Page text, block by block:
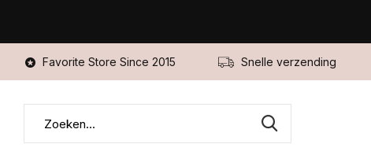
Favorite Store Since 2015 Snelle verzending